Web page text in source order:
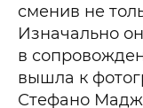
сменив не
Изначально
в
вышла к
Стефано